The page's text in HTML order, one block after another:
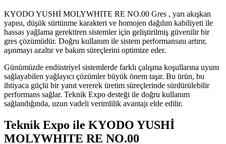
KYODO YUSHİ MOLYWHITE RE NO.00 Gres , yarı akışkan
yapısı, düşük sürtünme karakteri ve homojen dağılım kabiliyeti ile
hassas yağlama gerektiren sistemler için geliştirilmiş güvenilir bir
gres çözümüdür. Doğru kullanım ile sistem performansını artırır,
aşınmayı azaltır ve bakım süreçlerini optimize eder.
Günümüzde endüstriyel sistemlerde farklı çalışma koşullarına uyum
sağlayabilen yağlayıcı çözümler büyük önem taşır. Bu ürün, bu
ihtiyaca güçlü bir yanıt vererek üretim süreçlerinde sürdürülebilir
performans sağlar. Teknik Expo desteği ile doğru kullanım
sağlandığında, uzun vadeli verimlilik avantajı elde edilir.
Teknik Expo ile KYODO YUSHİ
MOLYWHITE RE NO.00